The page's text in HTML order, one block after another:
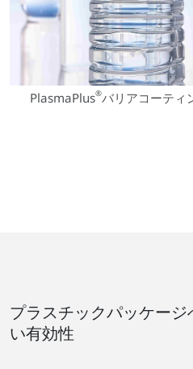
PlasmaPlus®バリアコーティ
プラスチックパッケー
い有効性